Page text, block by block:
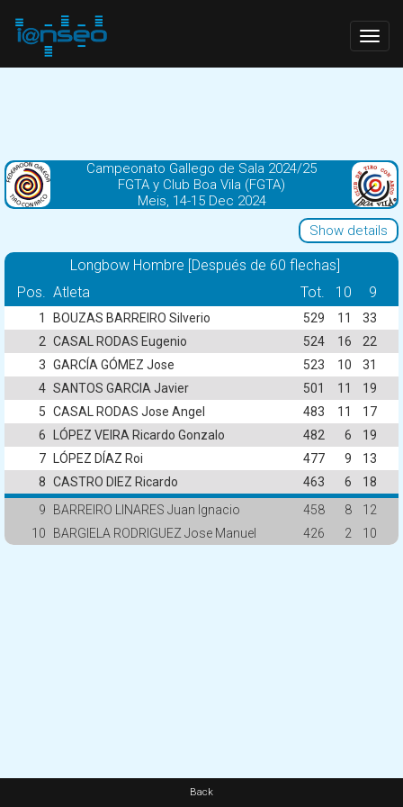
Campeonato Gallego de Sala 2024/25
FGTA y Club Boa Vila (FGTA)
Meis, 14-15 Dec 2024
Show details
Longbow Hombre [Después de 60 flechas]
Pos. Atleta Tot. 10 9
1 BOUZAS BARREIRO Silverio 529 11
33
2 CASAL RODAS Eugenio 524 16
22
3 GARCÍA GÓMEZ Jose 523 10
31
4 SANTOS GARCIA Javier 501 11
19
5 CASAL RODAS Jose Angel 483 11
17
6
LÓPEZ VEIRA Ricardo Gonzalo 482 6
19
7
LÓPEZ DÍAZ Roi 477 9
13
8 CASTRO DIEZ Ricardo 463 6
18
9
BARREIRO LINARES Juan Ignacio 458 8
12
10
BARGIELA RODRIGUEZ Jose Manuel 426 2 10
Back